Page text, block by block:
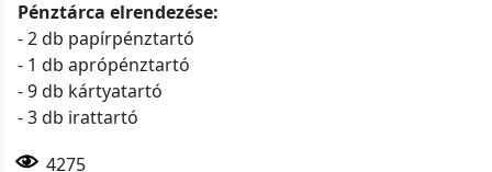
Pénztárca elrendezése:
- 2 db papírpénztartó
- 1 db aprópénztartó
- 9 db kártyatartó
- 3 db irattartó
4275